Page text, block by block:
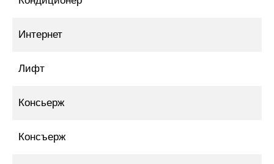
Интернет
Лифт
Консьерж
Консъерж